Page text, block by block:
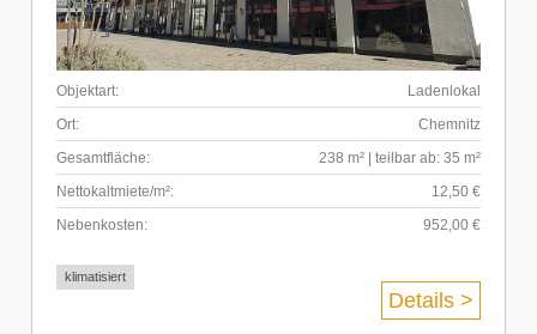
Objektart:
Ladenlokal
Ort:
Chemnitz
Gesamtfläche:
238 m² | teilbar ab: 35 m²
Nettokaltmiete/m²:
12,50 €
Nebenkosten:
952,00 €
klimatisiert
Details >